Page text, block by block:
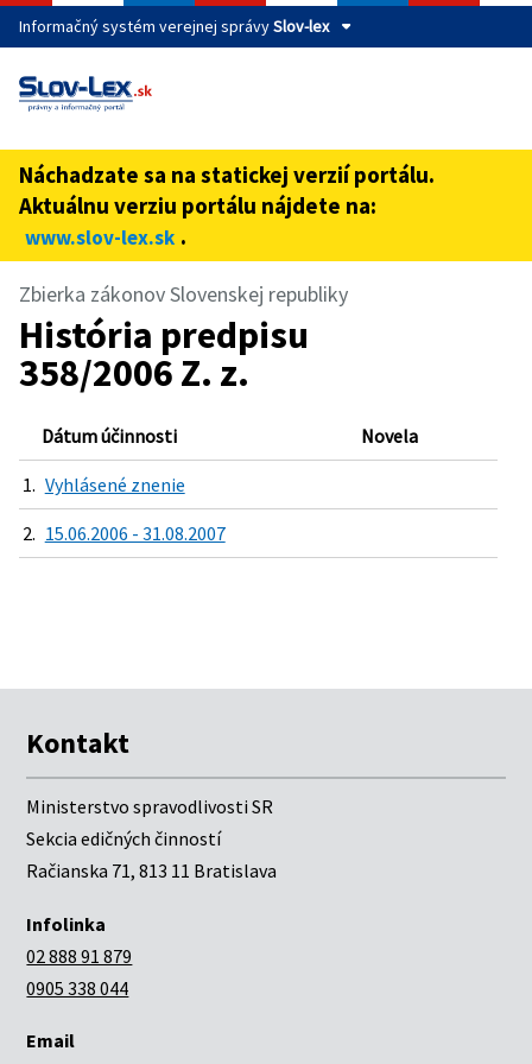
Informačný systém verejnej správySlov-lex
Táto stránka je zabezpečená
cez zabezpečenú webovú stránku verejnej správy SR.
Zabezpečená stránka vždy začína https:// pred názvom
domény webového sídla.
Náchadzate sa na statickej verzií portálu.
Aktuálnu verziu portálu nájdete na:
www.slov-lex.sk .
Zbierka zákonov Slovenskej republiky
História predpisu
358/2006 Z. z.
Dátum účinnosti Novela
1. Vyhlásené znenie
2. 15.06.2006 - 31.08.2007
Kontakt
Ministerstvo spravodlivosti SR
Sekcia edičných činností
Račianska 71, 813 11 Bratislava
Infolinka
02 888 91 879
0905 338 044
Email